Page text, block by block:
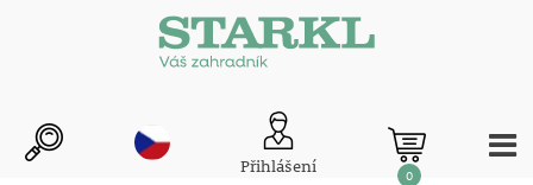
Přihlášení 0